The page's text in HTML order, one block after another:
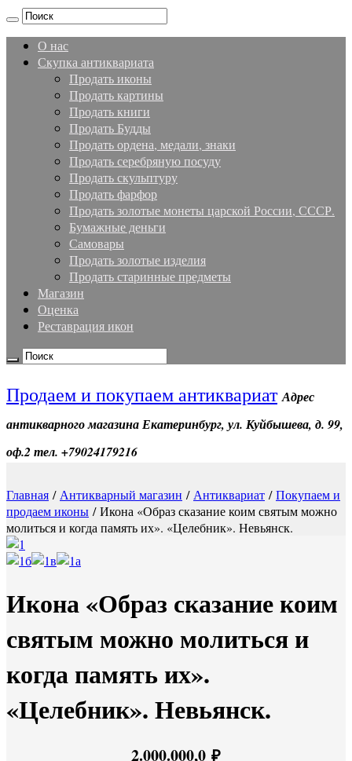
О нас
Скупка антиквариата
Продать иконы
Продать картины
Продать книги
Продать Будды
Продать ордена, медали, знаки
Продать серебряную посуду
Продать скульптуру
Продать фарфор
Продать золотые монеты царской России, СССР.
Бумажные деньги
Самовары
Продать золотые изделия
Продать старинные предметы
Магазин
Оценка
Реставрация икон
Продаем и покупаем антиквариат Адрес
антикварного магазина Екатеринбург, ул. Куйбышева, д. 99,
оф.2 тел. +79024179216
Главная / Антикварный магазин / Антиквариат /Покупаем и
продаем иконы / Икона «Образ сказание коим святым можно
молиться и когда память их». «Целебник». Невьянск.
Икона «Образ сказание коим
святым можно молиться и
когда память их».
«Целебник». Невьянск.
2.000.000,0 ₽